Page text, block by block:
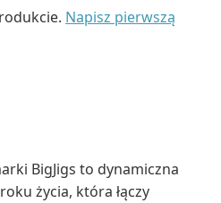
Napisz pierwszą
BigJigs to dynamiczna
życia, która łączy